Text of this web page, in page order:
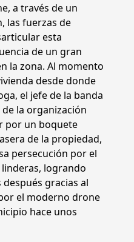
a través de un
las fuerzas de
esta
de un gran
la zona. Al momento
desde donde
el jefe de la banda
la organización
por un boquete
de la propiedad,
persecución por el
logrando
gracias al
el moderno drone
hace unos